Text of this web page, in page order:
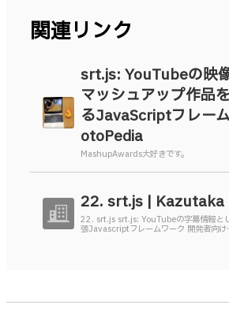
関連リンク
srt.js: YouTubeの映
マッシュアップ作品
るJavaScriptフレー
otoPedia
MashupAwards大好きです。
22. srt.js |
22. srt.js srt.js: YouTubeの字幕情報と
張Javascriptフレームワーク 開発者向